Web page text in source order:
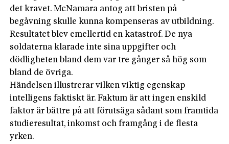
det kravet. McNamara antog att bristen på
begåvning skulle kunna kompenseras av utbildning.
Resultatet blev emellertid en katastrof. De nya
soldaterna klarade inte sina uppgifter och
dödligheten bland dem var tre gånger så hög som
bland de övriga.
Händelsen illustrerar vilken viktig egenskap
intelligens faktiskt är. Faktum är att ingen enskild
faktor är bättre på att förutsäga sådant som framtida
studieresultat, inkomst och framgång i de flesta
yrken.